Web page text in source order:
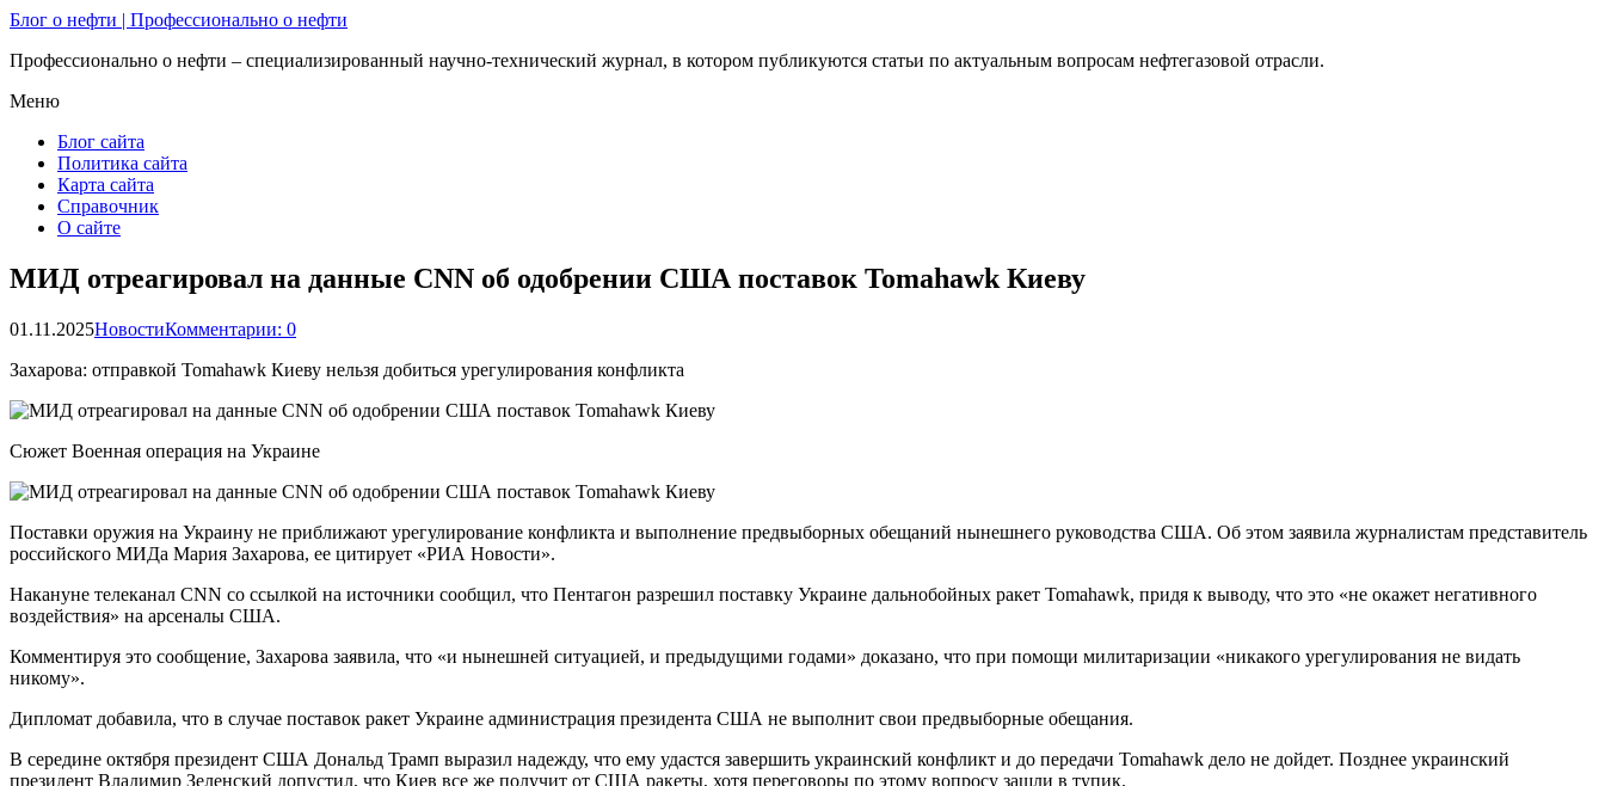
Блог о нефти | Профессионально о нефти
Профессионально о нефти – специализированный научно-технический журнал, в котором публикуются статьи по актуальным вопросам нефтегазовой отрасли.
Меню
Блог сайта
Политика сайта
Карта сайта
Справочник
О сайте
МИД отреагировал на данные CNN об одобрении США поставок Tomahawk Киеву
01.11.2025НовостиКомментарии: 0
Захарова: отправкой Tomahawk Киеву нельзя добиться урегулирования конфликта
Сюжет Военная операция на Украине
Поставки оружия на Украину не приближают урегулирование конфликта и выполнение предвыборных обещаний нынешнего руководства США. Об этом заявила журналистам представитель
российского МИДа Мария Захарова, ее цитирует «РИА Новости».
Накануне телеканал CNN со ссылкой на источники сообщил, что Пентагон разрешил поставку Украине дальнобойных ракет Tomahawk, придя к выводу, что это «не окажет негативного
воздействия» на арсеналы США.
Комментируя это сообщение, Захарова заявила, что «и нынешней ситуацией, и предыдущими годами» доказано, что при помощи милитаризации «никакого урегулирования не видать
никому».
Дипломат добавила, что в случае поставок ракет Украине администрация президента США не выполнит свои предвыборные обещания.
В середине октября президент США Дональд Трамп выразил надежду, что ему удастся завершить украинский конфликт и до передачи Tomahawk дело не дойдет. Позднее украинский
президент Владимир Зеленский допустил, что Киев все же получит от США ракеты, хотя переговоры по этому вопросу зашли в тупик.